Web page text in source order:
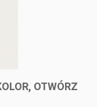
OTWÓRZ